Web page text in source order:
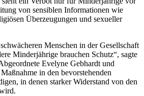
von sensiblen Informationen wie
Überzeugungen und sexueller
Menschen in der Gesellschaft
Minderjährige brauchen Schutz“, sagte
Evelyne Gebhardt und
in den bevorstehenden
in denen starker Widerstand von den